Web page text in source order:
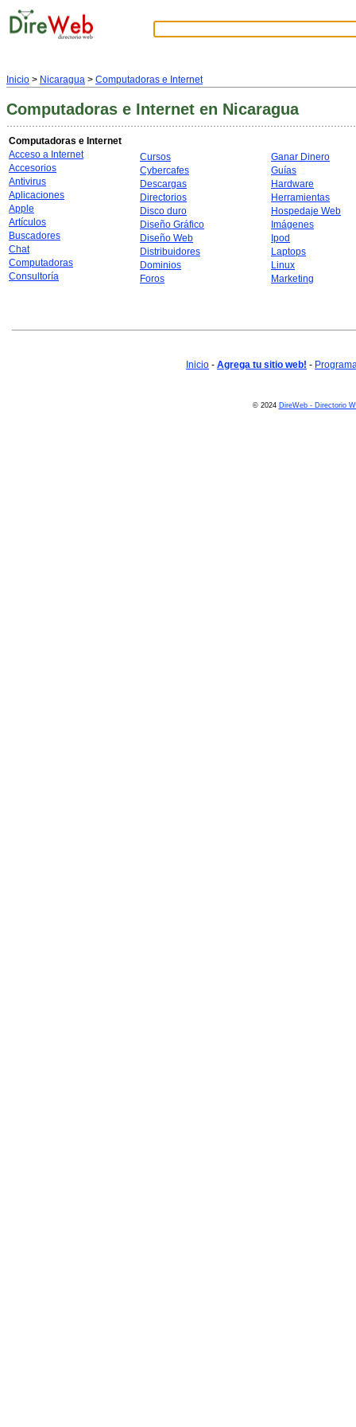
Inicio > Nicaragua > Computadoras e Internet
Computadoras e Internet en Nicaragua
Computadoras e Internet
Acceso a Internet
Accesorios
Antivirus
Aplicaciones
Apple
Artículos
Buscadores
Chat
Computadoras
Consultoría
Cursos
Cybercafes
Descargas
Directorios
Disco duro
Diseño Gráfico
Diseño Web
Distribuidores
Dominios
Foros
Ganar Dinero
Guías
Hardware
Herramientas
Hospedaje Web
Imágenes
Ipod
Laptops
Linux
Marketing
Inicio - Agrega tu sitio web! -
© 2024 DireWeb - Directorio